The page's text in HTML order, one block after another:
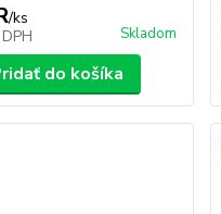
/ks
Skladom
do košíka